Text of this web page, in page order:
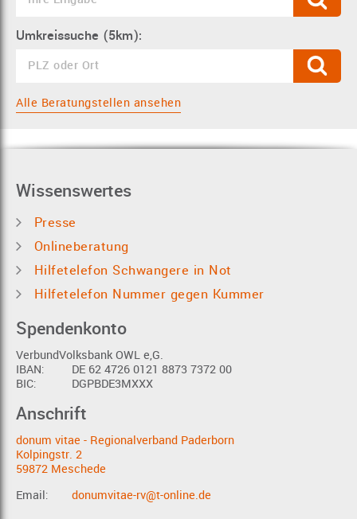
Umkreissuche (5km):
Alle Beratungstellen ansehen
Wissenswertes
Presse
Onlineberatung
Hilfetelefon Schwangere in Not
Hilfetelefon Nummer gegen Kummer
Spendenkonto
VerbundVolksbank OWL e,G.
IBAN:
DE 62 4726 0121 8873 7372 00
BIC:
DGPBDE3MXXX
Anschrift
donum vitae - Regionalverband Paderborn
Kolpingstr. 2
59872 Meschede
Email:
donumvitae-rv@t-online.de